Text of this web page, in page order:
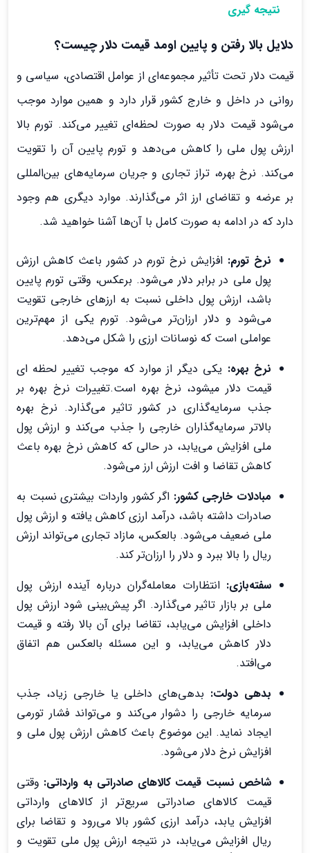
نتیجه گیری
دلایل بالا رفتن و پایین اومد قیمت دلار چیست؟
قیمت دلار تحت تأثیر مجموعه‌ای از عوامل اقتصادی، سیاسی و
روانی در داخل و خارج کشور قرار دارد و همین موارد موجب
می‌شود قیمت دلار به صورت لحظه‌ای تغییر می‌کند. تورم بالا
ارزش پول ملی را کاهش می‌دهد و تورم پایین آن را تقویت
می‌کند. نرخ بهره، تراز تجاری و جریان سرمایه‌های بین‌المللی
بر عرضه و تقاضای ارز اثر می‌گذارند. موارد دیگری هم وجود
دارد که در ادامه به صورت کامل با آن‌ها آشنا خواهید شد.
نرخ تورم: افزایش نرخ تورم در کشور باعث کاهش ارزش
پول ملی در برابر دلار می‌شود. برعکس، وقتی تورم پایین
باشد، ارزش پول داخلی نسبت به ارزهای خارجی تقویت
می‌شود و دلار ارزان‌تر می‌شود. تورم یکی از مهم‌ترین
عواملی است که نوسانات ارزی را شکل می‌دهد.
نرخ بهره: یکی دیگر از موارد که موجب تغییر لحظه ای
قیمت دلار میشود، نرخ بهره است.تغییرات نرخ بهره بر
جذب سرمایه‌گذاری در کشور تاثیر می‌گذارد. نرخ بهره
بالاتر سرمایه‌گذاران خارجی را جذب می‌کند و ارزش پول
ملی افزایش می‌یابد، در حالی که کاهش نرخ بهره باعث
کاهش تقاضا و افت ارزش ارز می‌شود.
مبادلات خارجی کشور: اگر کشور واردات بیشتری نسبت به
صادرات داشته باشد، درآمد ارزی کاهش یافته و ارزش پول
ملی ضعیف می‌شود. بالعکس، مازاد تجاری می‌تواند ارزش
ریال را بالا ببرد و دلار را ارزان‌تر کند.
سفته‌بازی: انتظارات معامله‌گران درباره آینده ارزش پول
ملی بر بازار تاثیر می‌گذارد. اگر پیش‌بینی شود ارزش پول
داخلی افزایش می‌یابد، تقاضا برای آن بالا رفته و قیمت
دلار کاهش می‌یابد، و این مسئله بالعکس هم اتفاق
می‌افتد.
بدهی دولت: بدهی‌های داخلی یا خارجی زیاد، جذب
سرمایه خارجی را دشوار می‌کند و می‌تواند فشار تورمی
ایجاد نماید. این موضوع باعث کاهش ارزش پول ملی و
افزایش نرخ دلار می‌شود.
شاخص نسبت قیمت کالاهای صادراتی به وارداتی: وقتی
قیمت کالاهای صادراتی سریع‌تر از کالاهای وارداتی
افزایش یابد، درآمد ارزی کشور بالا می‌رود و تقاضا برای
ریال افزایش می‌یابد، در نتیجه ارزش پول ملی تقویت و